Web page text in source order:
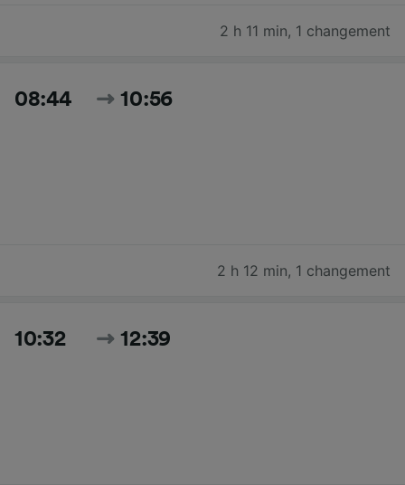
2 h 11 min, 1 changement
08:44 10:56
2 h 12 min, 1 changement
10:32 12:39